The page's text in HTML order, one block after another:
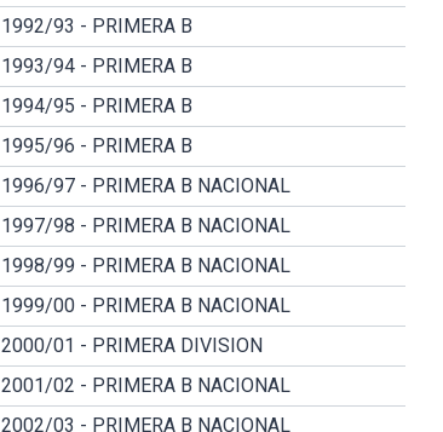
1992/93 - PRIMERA B
1993/94 - PRIMERA B
1994/95 - PRIMERA B
1995/96 - PRIMERA B
1996/97 - PRIMERA B NACIONAL
1997/98 - PRIMERA B NACIONAL
1998/99 - PRIMERA B NACIONAL
1999/00 - PRIMERA B NACIONAL
2000/01 - PRIMERA DIVISION
2001/02 - PRIMERA B NACIONAL
2002/03 - PRIMERA B NACIONAL